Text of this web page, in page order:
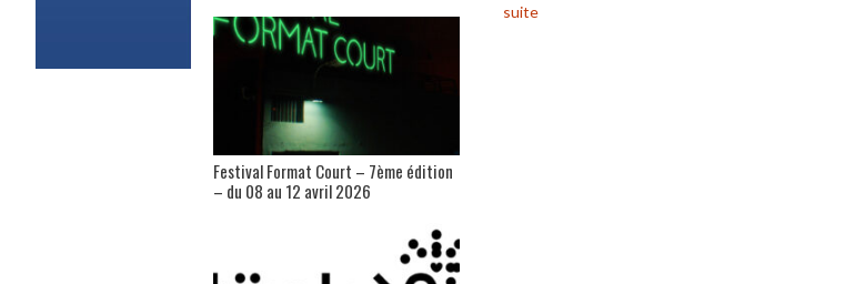
suite
Festival Format Court – 7ème édition
– du 08 au 12 avril 2026